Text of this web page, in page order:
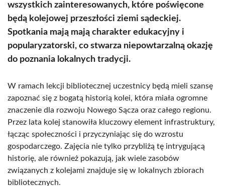
wszystkich zainteresowanych, które poświęcone
będą kolejowej przeszłości ziemi sądeckiej.
Spotkania mają mają charakter edukacyjny i
popularyzatorski, co stwarza niepowtarzalną okazję
do poznania lokalnych tradycji.
W ramach lekcji bibliotecznej uczestnicy będą mieli szansę
zapoznać się z bogatą historią kolei, która miała ogromne
znaczenie dla rozwoju Nowego Sącza oraz całego regionu.
Przez lata kolej stanowiła kluczowy element infrastruktury,
łącząc społeczności i przyczyniając się do wzrostu
gospodarczego. Zajęcia nie tylko przybliżą tę intrygującą
historię, ale również pokazują, jak wiele zasobów
związanych z kolejami znajduje się w lokalnych zbiorach
bibliotecznych.